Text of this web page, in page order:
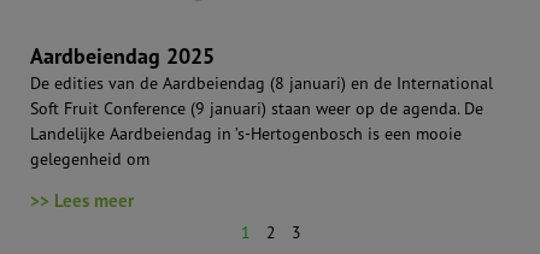
Aardbeiendag 2025
De edities van de Aardbeiendag (8 januari) en de International
Soft Fruit Conference (9 januari) staan weer op de agenda. De
Landelijke Aardbeiendag in ’s-Hertogenbosch is een mooie
gelegenheid om
>> Lees meer
1 2 3